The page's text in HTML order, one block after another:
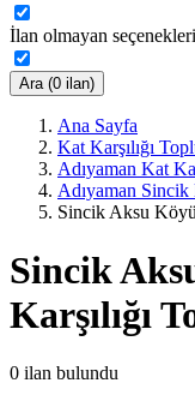
İlan olmayan
Ara (0 ilan)
Ana Sayfa
Kat Karşılığı
Adıyaman Kat
Adıyaman Sincik
Sincik Aksu
Sincik
Karşılığı
0 ilan bulundu